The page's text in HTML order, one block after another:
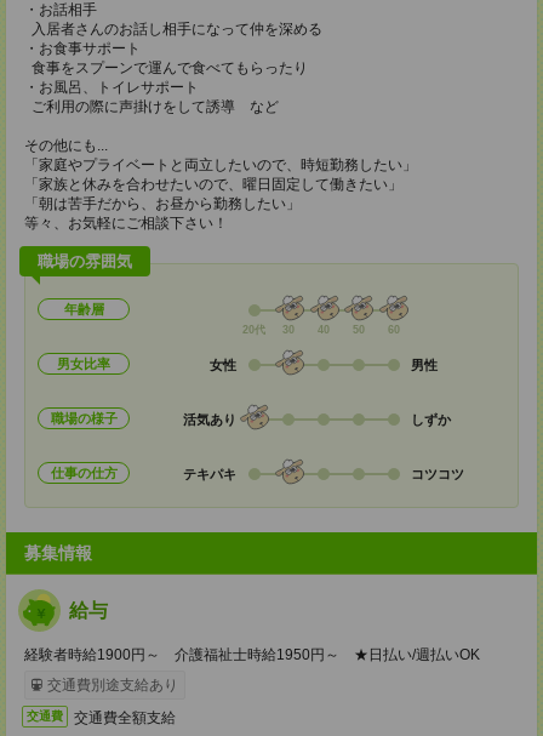
・お話相手
入居者さんのお話し相手になって仲を深める
・お食事サポート
食事をスプーンで運んで食べてもらったり
・お風呂、トイレサポート
ご利用の際に声掛けをして誘導 など
その他にも...
「家庭やプライベートと両立したいので、時短勤務したい」
「家族と休みを合わせたいので、曜日固定して働きたい」
「朝は苦手だから、お昼から勤務したい」
等々、お気軽にご相談下さい！
職場の雰囲気
年齢層
20代 30 40 50 60
男女比率 女性 男性
職場の様子 活気あり しずか
仕事の仕方 テキパキ コツコツ
募集情報
給与
経験者時給1900円～ 介護福祉士時給1950円～ ★日払い/週払いOK
交通費別途支給あり
交通費 交通費全額支給